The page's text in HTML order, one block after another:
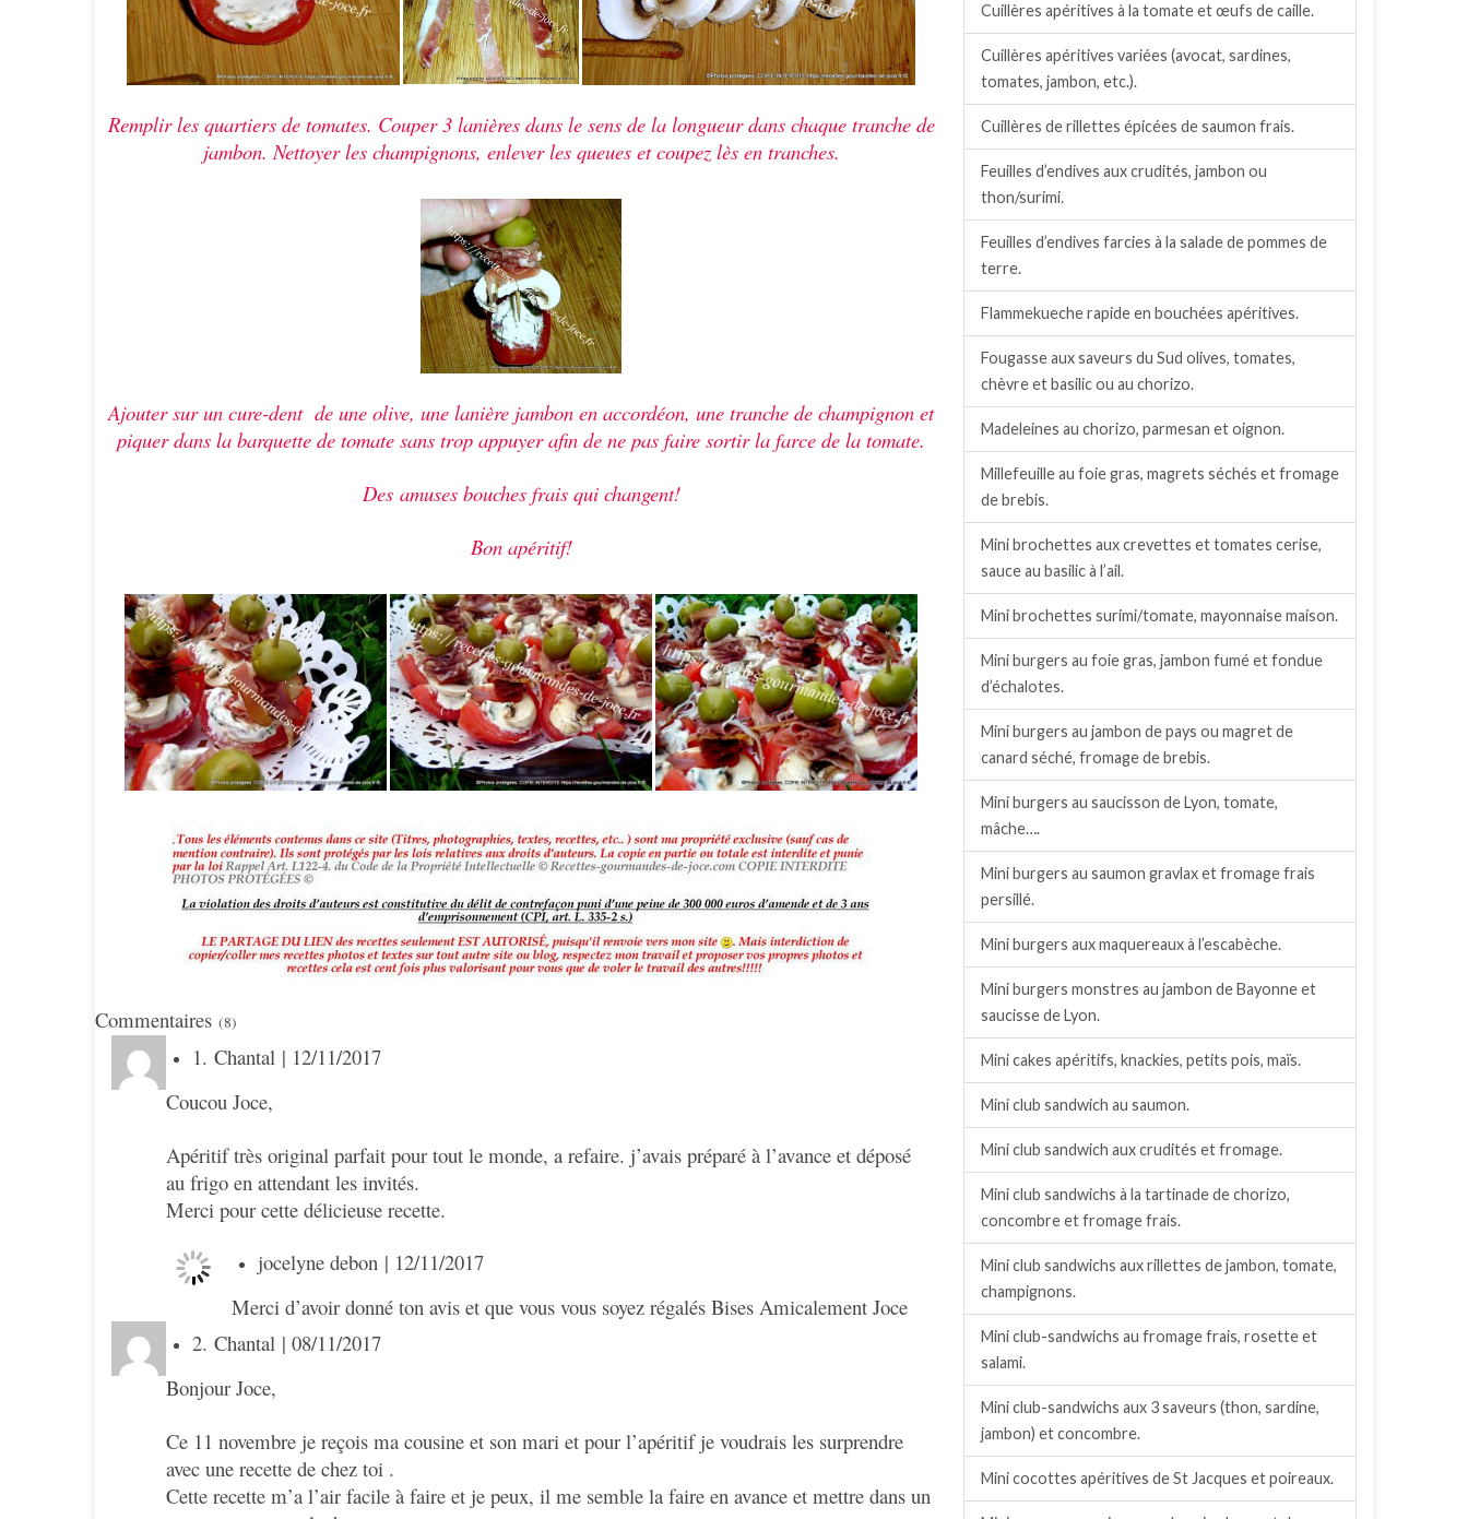
Remplir les quartiers de tomates. Couper 3 lanièresdans le sens de la longueur dans chaque tranche de
jambon. Nettoyer les champignons, enlever les queues et coupez lès en tranches.
Ajouter sur un cure-dent de une olive, une lanière jambon en accordéon, une tranche de champignon et
piquer dans la barquette de tomate sans trop appuyer afin de ne pas faire sortir la farce de la tomate.
Des amuses bouchesfrais qui changent!
Bon apéritif!
Commentaires (8)
1. Chantal | 12/11/2017
Coucou Joce,
Apéritif très original parfait pour tout le monde, a refaire. j’avais préparé à l’avance et déposé
au frigo en attendant les invités.
Merci pour cette délicieuse recette.
jocelyne debon | 12/11/2017
Merci d’avoir donné ton avis et que vous vous soyez régalés Bises Amicalement Joce
2. Chantal | 08/11/2017
Bonjour Joce,
Ce 11 novembre je reçois ma cousine et son mari et pour l’apéritif je voudrais les surprendre
avec une recette de chez toi .
Cette recette m’a l’air facile à faire et je peux, il me semble la faire en avance et mettre dans un
Cuillères apéritives à la tomate et œufs de caille.
Cuillères apéritives variées (avocat, sardines,
tomates, jambon, etc.).
Cuillères de rillettes épicées de saumon frais.
Feuilles d’endives aux crudités, jambon ou
thon/surimi.
Feuilles d’endives farcies à la salade de pommes de
terre.
Flammekueche rapide en bouchées apéritives.
Fougasse aux saveurs du Sud olives, tomates,
chèvre et basilic ou au chorizo.
Madeleines au chorizo, parmesan et oignon.
Millefeuille au foie gras, magrets séchés et fromage
de brebis.
Mini brochettes aux crevettes et tomates cerise,
sauce au basilic à l’ail.
Mini brochettes surimi/tomate, mayonnaise maison.
Mini burgers au foie gras, jambon fumé et fondue
d’échalotes.
Mini burgers au jambon de pays ou magret de
canard séché, fromage de brebis.
Mini burgers au saucisson de Lyon, tomate,
mâche….
Mini burgers au saumon gravlax et fromage frais
persillé.
Mini burgers aux maquereaux à l’escabèche.
Mini burgers monstres au jambon de Bayonne et
saucisse de Lyon.
Mini cakes apéritifs, knackies, petits pois, maïs.
Mini club sandwich au saumon.
Mini club sandwich aux crudités et fromage.
Mini club sandwichs à la tartinade de chorizo,
concombre et fromage frais.
Mini club sandwichs aux rillettes de jambon, tomate,
champignons.
Mini club-sandwichs au fromage frais, rosette et
salami.
Mini club-sandwichs aux 3 saveurs (thon, sardine,
jambon) et concombre.
Mini cocottes apéritives de St Jacques et poireaux.